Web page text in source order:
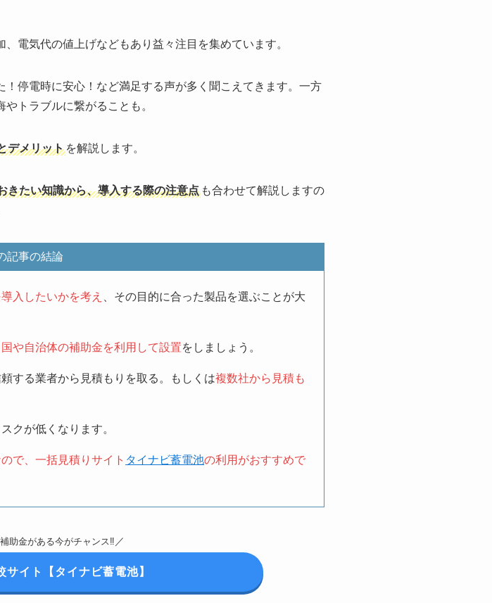
電気代の値上げなどもあり益々注目を集めています。
停電時に安心！など満足する声が多く聞こえてきます。一方
トラブルに繋がることも。
デメリット を解説します。
きたい知識から、導入する際の注意点 も合わせて解説しますの
記事の結論
入したいかを考え
、その目的に合った製品を選ぶことが大
国や自治体の補助金を利用して設置をしましょう。
する業者から見積もりを取る。もしくは複数社から見積も
クが低くなります。
で、一括見積りサイト タイナビ蓄電池の利用がおすすめで
助金がある今がチャンス‼ ／
イト【タイナビ蓄電池】